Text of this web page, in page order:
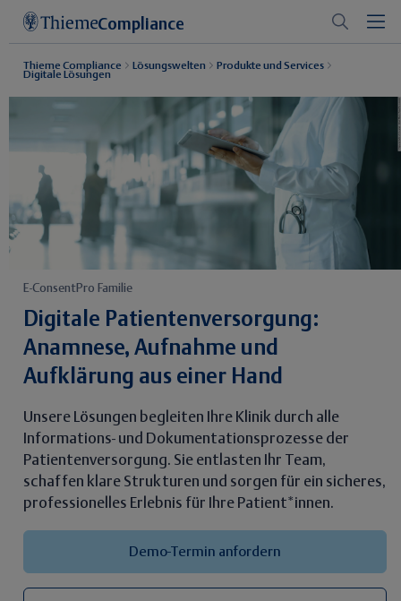
Compliance
Thieme Compliance Lösungswelten
Produkte und Services
Digitale Lösungen
E-ConsentPro Familie
Digitale Patientenversorgung:
Anamnese, Aufnahme und
Aufklärung aus einer Hand
Unsere Lösungen begleiten Ihre Klinik durch alle
Informations- und Dokumentationsprozesse der
Patientenversorgung. Sie entlasten Ihr Team,
schaffen klare Strukturen und sorgen für ein sicheres,
professionelles Erlebnis für Ihre Patient*innen.
Demo-Termin anfordern